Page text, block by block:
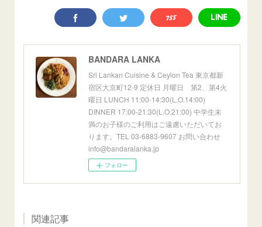
BANDARA LANKA
Sri Lankan Cuisine & Ceylon Tea 東京都新
宿区大京町12-9 定休日 月曜日 第2、第4火
曜日 LUNCH 11:00-14:30(L.O.14:00)
DINNER 17:00-21:30(L.O.21:00) 中学生未
満のお子様のご利用はご遠慮いただいてお
ります。TEL 03-6883-9607 お問い合わせ
info@bandaralanka.jp
フォロー
関連記事